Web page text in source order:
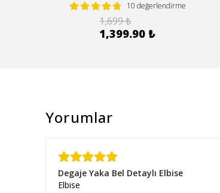
10 değerlendirme
1,699 ₺
1,399.90 ₺
Yorumlar
Degaje Yaka Bel Detaylı Elbise
Elbise